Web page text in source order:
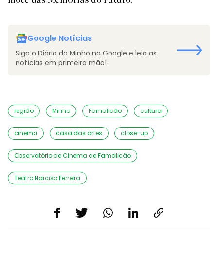
Google Notícias
Siga o Diário do Minho na Google e leia as
notícias em primeira mão!
região Minho Famalicão cultura
cinema casa das artes close-up
Observatório de Cinema de Famalicão
Teatro Narciso Ferreira